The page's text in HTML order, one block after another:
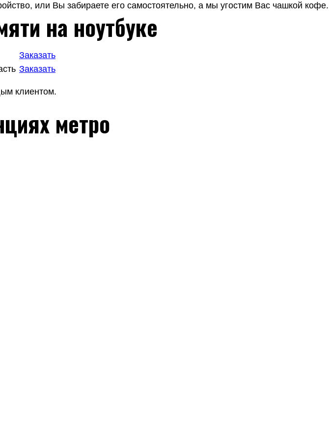
или Вы забираете его самостоятельно, а мы угостим Вас чашкой кофе.
на ноутбуке
Заказать
Заказать
клиентом.
метро